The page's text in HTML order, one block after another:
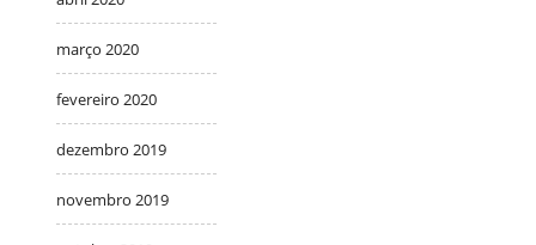
março 2020
fevereiro 2020
dezembro 2019
novembro 2019